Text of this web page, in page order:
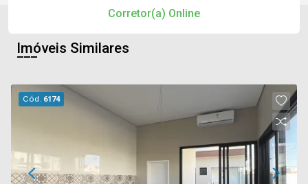
Corretor(a) Online
Imóveis Similares
Cód. 6174